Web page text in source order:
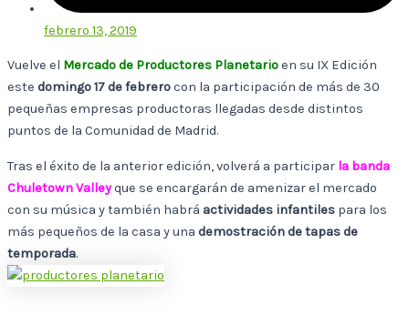
febrero 13, 2019
Vuelve el Mercado de Productores Planetarioen su IX Edición
este domingo 17 de febrerocon la participación de más de 30
pequeñas empresas productoras llegadas desde distintos
puntos de la Comunidad de Madrid.
Tras el éxito de la anterior edición, volverá a participar la banda
Chuletown Valleyque se encargarán de amenizar el mercado
con su música y también habrá actividades infantiles para los
más pequeños de la casa y una demostración de tapas de
temporada.